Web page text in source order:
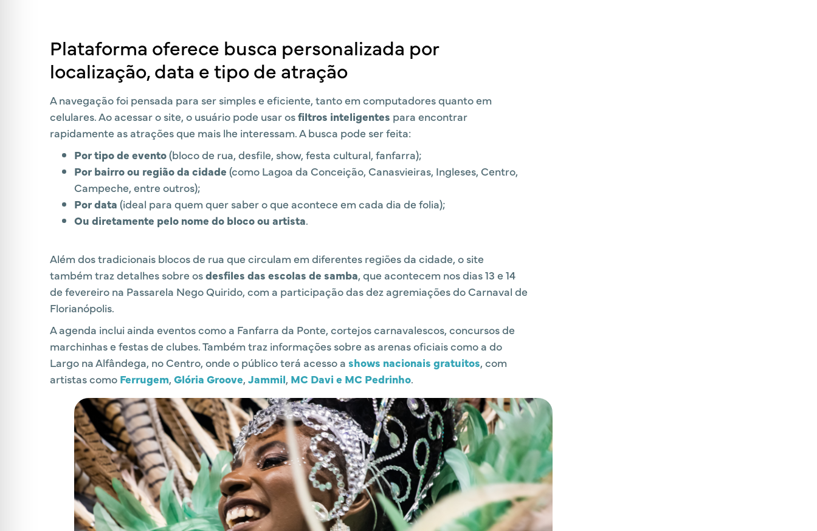
Plataforma oferece busca personalizada por
localização, data e tipo de atração
A navegação foi pensada para ser simples e eficiente, tanto em computadores quanto em
celulares. Ao acessar o site, o usuário pode usar osfiltros inteligentes para encontrar
rapidamente as atrações que mais lhe interessam. A busca pode ser feita:
Por tipo de evento(bloco de rua, desfile, show, festa cultural, fanfarra);
Por bairro ou região da cidade (como Lagoa da Conceição, Canasvieiras, Ingleses, Centro,
Campeche, entre outros);
Por data (ideal para quem quer saber o que acontece em cada dia de folia);
Ou diretamente pelo nome do bloco ou artista.
Além dos tradicionais blocos de rua que circulam em diferentes regiões da cidade, o site
também traz detalhes sobre osdesfiles das escolas de samba, que acontecem nos dias 13 e 14
de fevereiro na Passarela Nego Quirido, com a participação das dez agremiações do Carnaval de
Florianópolis.
A agenda inclui ainda eventos como a Fanfarra da Ponte, cortejos carnavalescos, concursos de
marchinhas e festas de clubes. Também traz informações sobre as arenas oficiais como a do
Largo na Alfândega, no Centro, onde o público terá acesso a shows nacionais gratuitos, com
artistas como Ferrugem, Glória Groove, Jammil, MC Davi e MC Pedrinho.